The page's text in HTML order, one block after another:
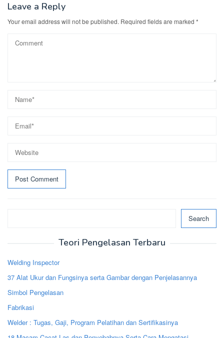
Leave a Reply
Your email address will not be published. Required fields are marked *
Search
Teori Pengelasan Terbaru
Welding Inspector
37 Alat Ukur dan Fungsinya serta Gambar dengan Penjelasannya
Simbol Pengelasan
Fabrikasi
Welder : Tugas, Gaji, Program Pelatihan dan Sertifikasinya